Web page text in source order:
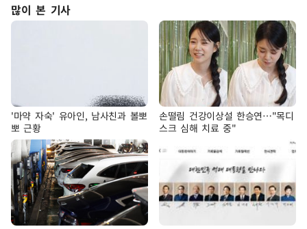
많이 본 기사
'마약 자숙' 유아인, 남사친과 볼뽀
뽀 근황
손떨림 건강이상설 한승연…"목디
스크 심해 치료 중"